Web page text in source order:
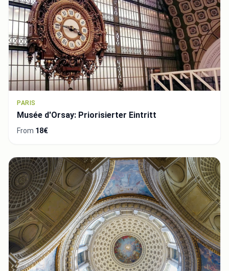
PARIS
Musée d'Orsay: Priorisierter Eintritt
From 18€